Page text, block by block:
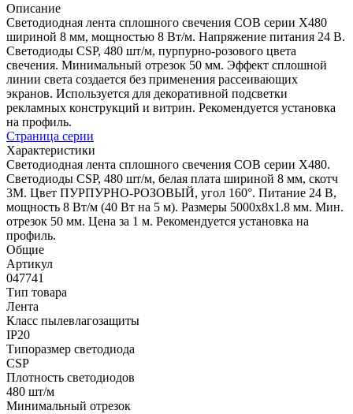
Описание
Светодиодная лента сплошного свечения COB серии X480
шириной 8 мм, мощностью 8 Вт/м. Напряжение питания 24 В.
Светодиоды CSP, 480 шт/м, пурпурно-розового цвета
свечения. Минимальный отрезок 50 мм. Эффект сплошной
линии света создается без применения рассеивающих
экранов. Используется для декоративной подсветки
рекламных конструкций и витрин. Рекомендуется установка
на профиль.
Страница серии
Характеристики
Светодиодная лента сплошного свечения COB серии X480.
Светодиоды CSP, 480 шт/м, белая плата шириной 8 мм, скотч
3M. Цвет ПУРПУРНО-РОЗОВЫЙ, угол 160°. Питание 24 В,
мощность 8 Вт/м (40 Вт на 5 м). Размеры 5000х8х1.8 мм. Мин.
отрезок 50 мм. Цена за 1 м. Рекомендуется установка на
профиль.
Общие
Артикул
047741
Тип товара
Лента
Класс пылевлагозащиты
IP20
Типоразмер светодиода
CSP
Плотность светодиодов
480 шт/м
Минимальный отрезок